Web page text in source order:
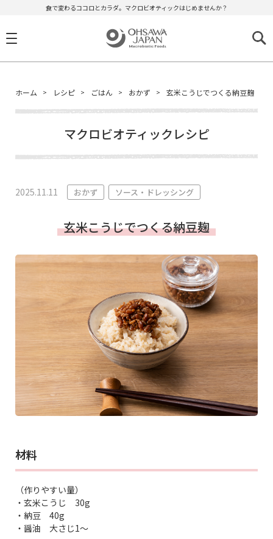
食で変わるココロとカラダ。マクロビオティックはじめませんか？
ホーム レシピ ごはん おかず 玄米こうじでつくる納豆麹
マクロビオティックレシピ
2025.11.11 おかず ソース・ドレッシング
玄米こうじでつくる納豆麹
材料
（作りやすい量）
・玄米こうじ 30g
・納豆 40g
・醤油 大さじ1～